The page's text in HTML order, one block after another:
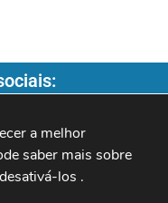
do Rochinha |
a melhor
saber mais sobre
los .